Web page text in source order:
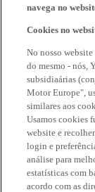
navega no
Cookies no
No nosso
do mesmo - nós,
subsidiaárias
Motor Europe",
similares aos
Usamos cookies
website e
login e
análise para
estatísticas com
acordo com as